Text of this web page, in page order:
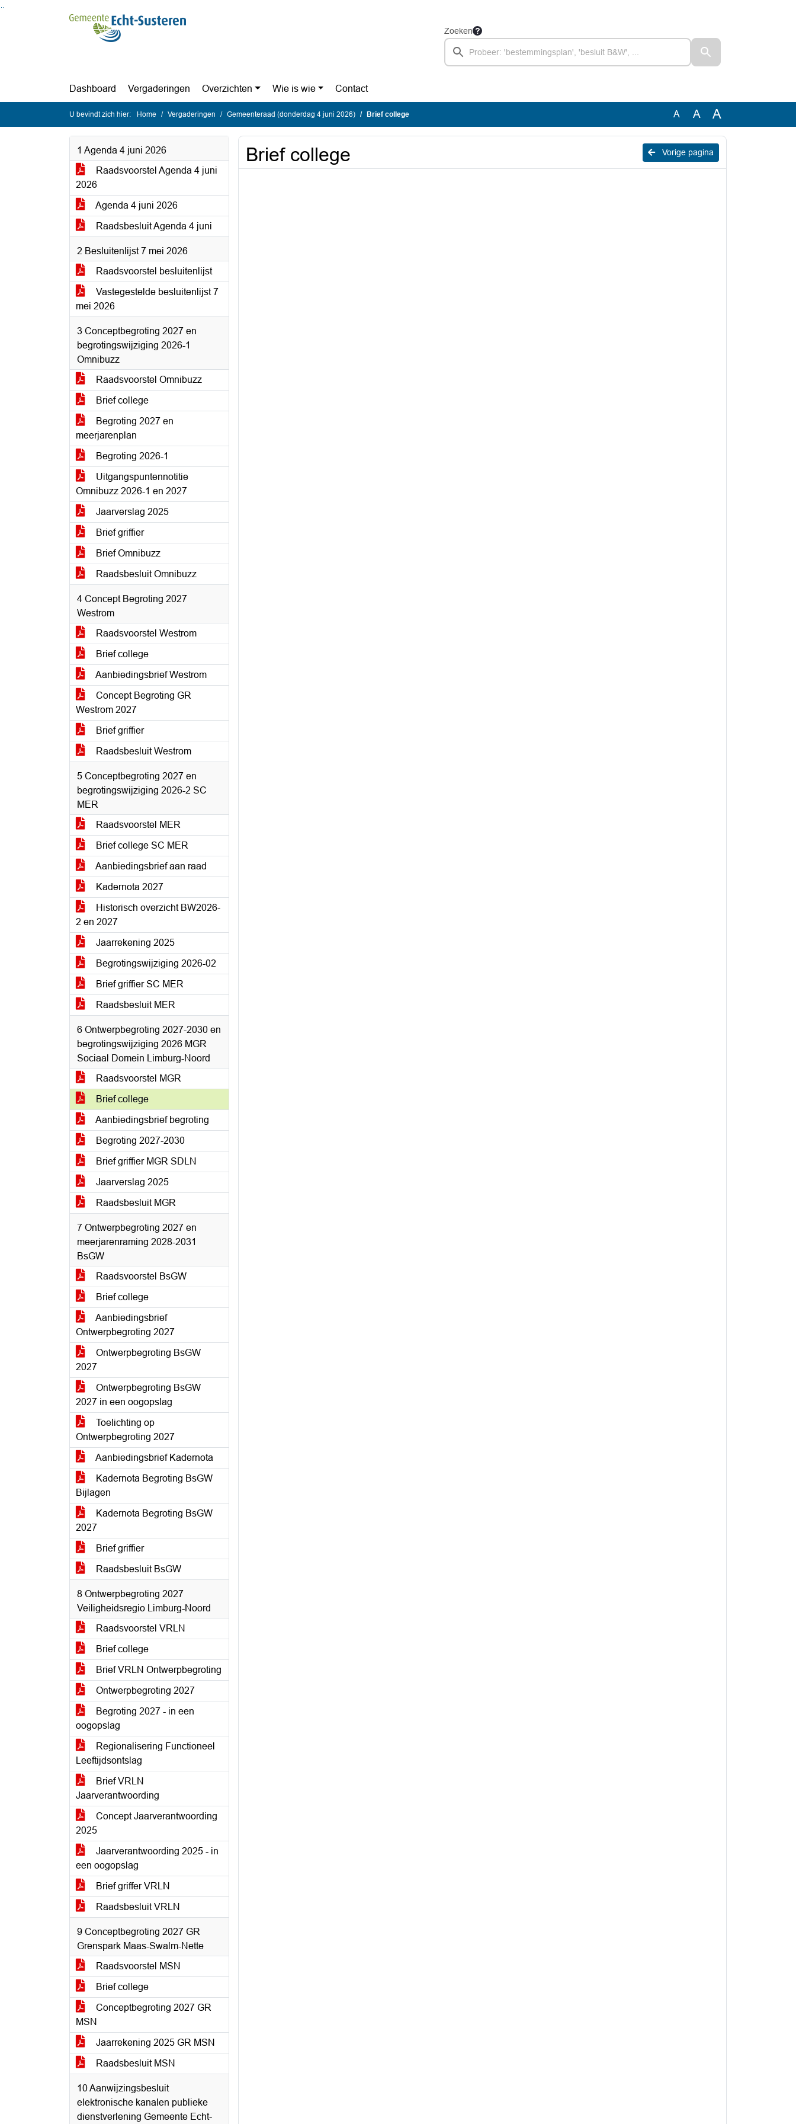
Ga naar de inhoud van deze pagina
Ga naar het zoeken
Ga naar het menu
Zoeken
Dashboard Vergaderingen Overzichten Wie is wie Contact
U bevindt zich hier: Home Vergaderingen Gemeenteraad (donderdag 4 juni 2026) Brief college A A A
1 Agenda 4 juni 2026
Raadsvoorstel Agenda 4 juni
2026
Agenda 4 juni 2026
Raadsbesluit Agenda 4 juni
2 Besluitenlijst 7 mei 2026
Raadsvoorstel besluitenlijst
Vastegestelde besluitenlijst 7
mei 2026
3 Conceptbegroting 2027 en
begrotingswijziging 2026-1
Omnibuzz
Raadsvoorstel Omnibuzz
Brief college
Begroting 2027 en
meerjarenplan
Begroting 2026-1
Uitgangspuntennotitie
Omnibuzz 2026-1 en 2027
Jaarverslag 2025
Brief griffier
Brief Omnibuzz
Raadsbesluit Omnibuzz
4 Concept Begroting 2027
Westrom
Raadsvoorstel Westrom
Brief college
Aanbiedingsbrief Westrom
Concept Begroting GR
Westrom 2027
Brief griffier
Raadsbesluit Westrom
5 Conceptbegroting 2027 en
begrotingswijziging 2026-2 SC
MER
Raadsvoorstel MER
Brief college SC MER
Aanbiedingsbrief aan raad
Kadernota 2027
Historisch overzicht BW2026-
2 en 2027
Jaarrekening 2025
Begrotingswijziging 2026-02
Brief griffier SC MER
Raadsbesluit MER
6 Ontwerpbegroting 2027-2030 en
begrotingswijziging 2026 MGR
Sociaal Domein Limburg-Noord
Raadsvoorstel MGR
Brief college
Aanbiedingsbrief begroting
Begroting 2027-2030
Brief griffier MGR SDLN
Jaarverslag 2025
Raadsbesluit MGR
7 Ontwerpbegroting 2027 en
meerjarenraming 2028-2031
BsGW
Raadsvoorstel BsGW
Brief college
Aanbiedingsbrief
Ontwerpbegroting 2027
Ontwerpbegroting BsGW
2027
Ontwerpbegroting BsGW
2027 in een oogopslag
Toelichting op
Ontwerpbegroting 2027
Aanbiedingsbrief Kadernota
Kadernota Begroting BsGW
Bijlagen
Kadernota Begroting BsGW
2027
Brief griffier
Raadsbesluit BsGW
8 Ontwerpbegroting 2027
Veiligheidsregio Limburg-Noord
Raadsvoorstel VRLN
Brief college
Brief VRLN Ontwerpbegroting
Ontwerpbegroting 2027
Begroting 2027 - in een
oogopslag
Regionalisering Functioneel
Leeftijdsontslag
Brief VRLN
Jaarverantwoording
Concept Jaarverantwoording
2025
Jaarverantwoording 2025 - in
een oogopslag
Brief griffer VRLN
Raadsbesluit VRLN
9 Conceptbegroting 2027 GR
Grenspark Maas-Swalm-Nette
Raadsvoorstel MSN
Brief college
Conceptbegroting 2027 GR
MSN
Jaarrekening 2025 GR MSN
Raadsbesluit MSN
10 Aanwijzingsbesluit
elektronische kanalen publieke
dienstverlening Gemeente Echt-
Vorige pagina
Brief college